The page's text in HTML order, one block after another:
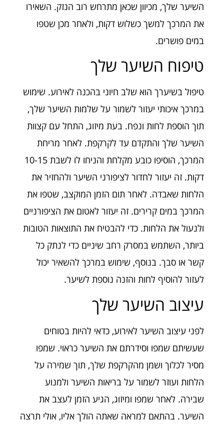
השיער שלך, מכיוון שכאן מתרחש רוב הנזק. השאירו
את המרכך למשך כשלוש דקות, ולאחר מכן שטפו
במים פושרים.
טיפוח השיער שלך
טיפול בשיערך הוא שלב חיוני בהכנה לאירוע. שימוש
במרכך איכותי יעזור לשמור על שלמות השיער שלך,
תוך הוספת לחות ונפח. בעת מיזוג, התחל עם קצוות
השיער שלך והתקדם עד לקרקפת. לאחר מריחת
המרכך, הוסיפו כובע מקלחת והניחו לו לשבת 10-15
דקות. זה יעזור לחדור לציפורני השיער ולהחזיר את
הלחות שאבדה. לאחר תום הזמן המוקצב, שטפו את
המרכך במים קרירים. זה יעזור לאטום את הציפורניים
ולנעול את הלחות. כדי להבטיח את התוצאות הטובות
ביותר, השתמש במסרק רחב שיניים כדי לנתק כל
קשר או סבך. בנוסף, שימוש במרכך להשאיר יכול
לעזור להוסיף לחות והזנה נוספת לשיער.
עיצוב השיער שלך
לפני עיצוב השיער לאירוע, כדאי להיות בטוחים
שעשיתם שמפו וסידרתם את השיער כראוי. שמפו
מסיר לכלוך ושמן מהקרקפת שלך, תוך שמירה על
הלחות ועוזר לשמור על בריאות השיער ולמנוע
שבירה. לאחר שמפו ומיזוג, הגיע הזמן לעצב את
השיער. בהתאם למראה שאתה הולך אליו, אולי תרצה